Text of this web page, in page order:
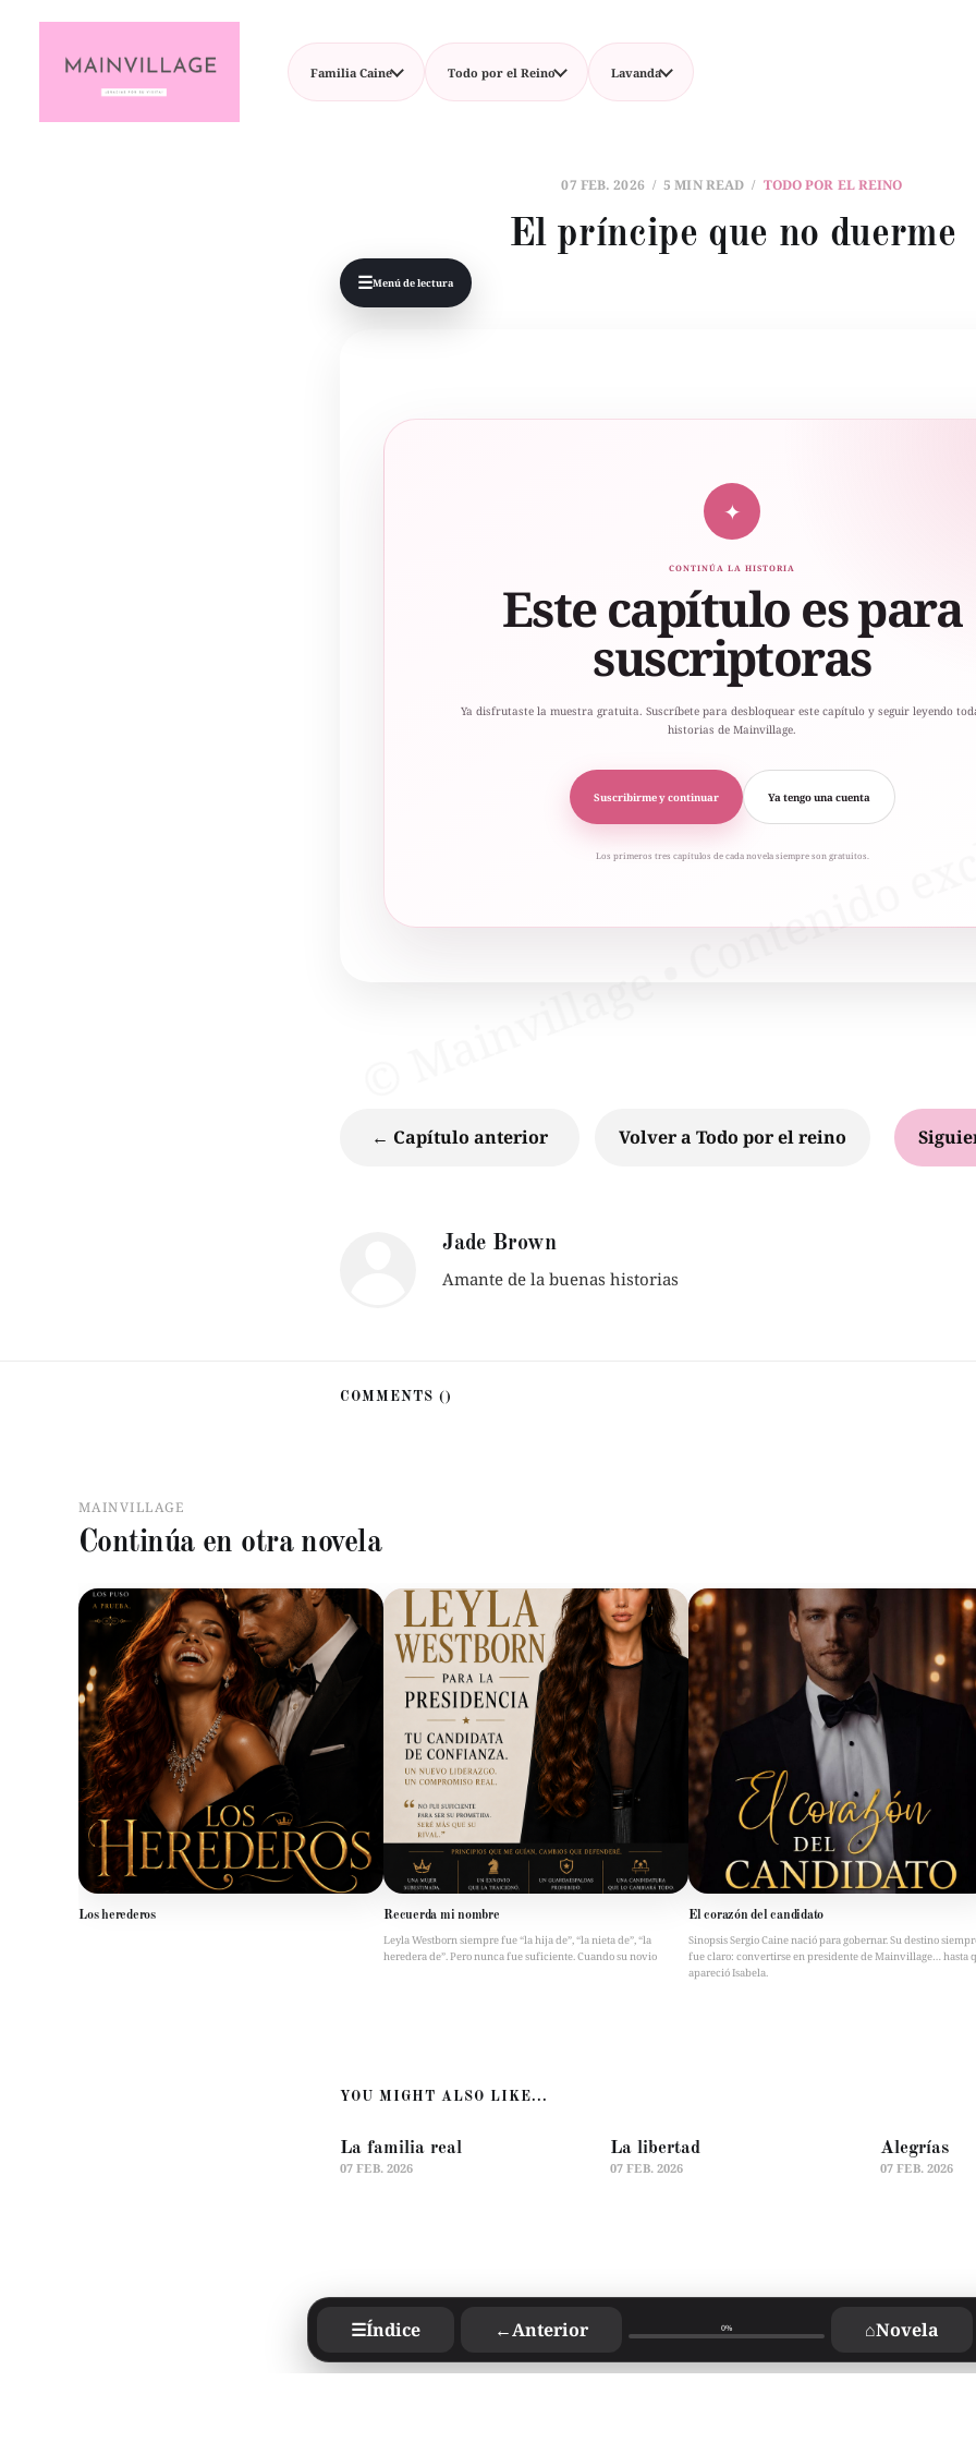
Familia Caine Todo por el Reino Lavanda
07 FEB. 2026 5 MIN READ TODO POR EL REINO
El príncipe que no duerme
☰Menú de lectura
✦
CONTINÚA LA HISTORIA
Este capítulo es para
suscriptoras
Ya disfrutaste la muestra gratuita. Suscríbete para desbloquear este capítulo y seguir leyendo
historias de Mainvillage.
Suscribirme y continuar Ya tengo una cuenta
Los primeros tres capítulos de cada novela siempre son gratuitos.
☰Índice ←Anterior 0% ⌂Novela
← Capítulo anterior Volver a Todo por el reino
Jade Brown
Amante de la buenas historias
COMMENTS ()
MAINVILLAGE
Continúa en otra novela
Los herederos Recuerda mi nombre
Leyla Westborn siempre fue “la hija de”, “la nieta de”, “la
heredera de”. Pero nunca fue suficiente. Cuando su novio
El corazón del candidato
Sinopsis Sergio Caine nació para gobernar. Su destino
fue claro: convertirse en presidente de Mainvillage… hasta
apareció Isabela.
YOU MIGHT ALSO LIKE...
La familia real
07 FEB. 2026
La libertad
07 FEB. 2026
Alegrías
07 FEB. 2026